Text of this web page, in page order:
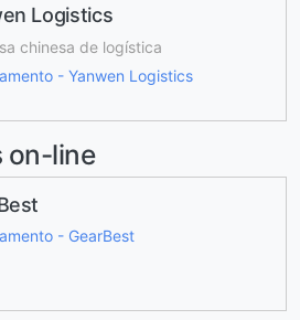
Logistics
chinesa de logística
- Yanwen Logistics
on-line
- GearBest